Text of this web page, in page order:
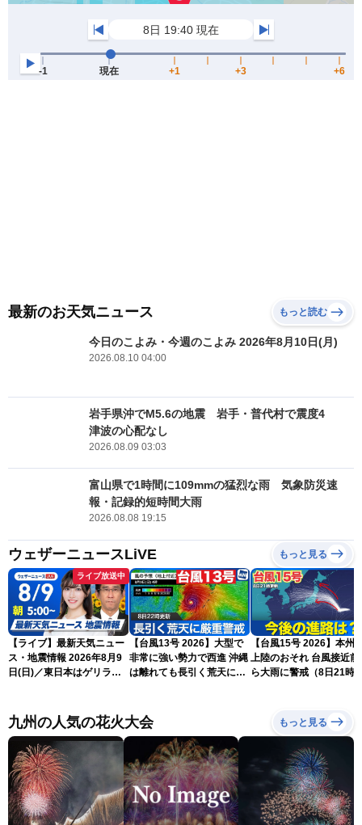
最新のお天気ニュース もっと読む
今日のこよみ・今週のこよみ 2026年8月10日(月)
2026.08.10 04:00
岩手県沖でM5.6の地震 岩手・普代村で震度4
津波の心配なし
2026.08.09 03:03
富山県で1時間に109mmの猛烈な雨 気象防災速
報・記録的短時間大雨
2026.08.08 19:15
ウェザーニュースLiVE もっと見る
ライブ放送中
【ライブ】最新天気ニュー
ス・地震情報 2026年8月9
日(日)／東日本はゲリラ雷
ュースLiVEモーニング・魚
住茉由／山口剛央〉
【台風13号 2026】大型で
非常に強い勢力で西進 沖縄
は離れても長引く荒天に厳
【台風15号 2026】本州
上陸のおそれ 台風接近前
ら大雨に警戒（8日21時
九州の人気の花火大会 もっと見る